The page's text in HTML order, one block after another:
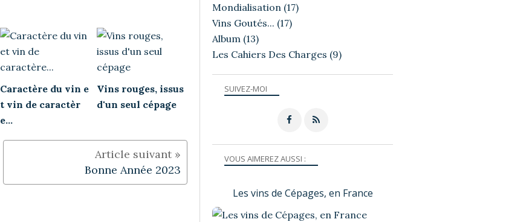
Caractère du vin e
t vin de caractèr
e...
Vins rouges, issus
d'un seul cépage
Bonne Année 2023
SUIVEZ-MOI
VOUS AIMEREZ AUSSI :
Les vins de Cépages, en France
Mondialisation (17)
Vins Goutés... (17)
Album (13)
Les Cahiers Des Charges (9)